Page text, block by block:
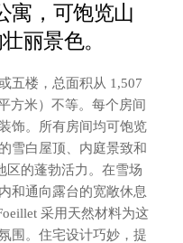
寓，可饱览山
丽景色。
五楼，总面积从 1,507
方米）不等。每个房间
饰。所有房间均可饱览
雪白屋顶、内庭景致和
区的蓬勃活力。在雪场
和通向露台的宽敞休息
采用天然材料为这
围。住宅设计巧妙，提